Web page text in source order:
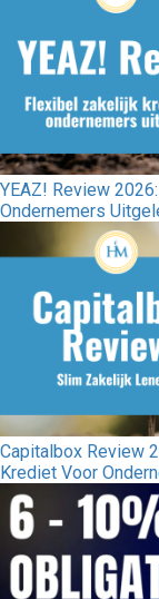
YEAZ! Review
Ondernemers
Capitalbox Review
Krediet Voor